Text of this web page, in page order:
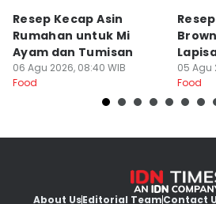
Resep Kecap Asin
Rumahan untuk Mi
Ayam dan Tumisan
06 Agu 2026, 08:40 WIB
Food
05 Agu
Food
About UsEditorial TeamContact